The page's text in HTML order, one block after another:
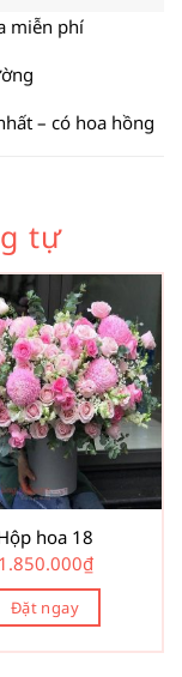
miễn phí
– có hoa hồng
tự
hoa 18
1.850.000₫
Đặt ngay